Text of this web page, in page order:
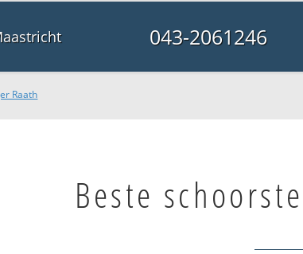
043-2061246
Raath
Beste